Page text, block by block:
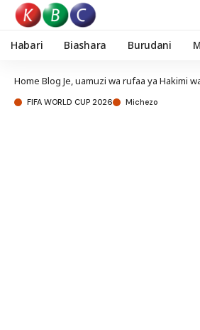
Habari Biashara Burudani
Home Blog Je, uamuzi wa rufaa ya Hakimi wakati wa
FIFA WORLD CUP 2026 Michezo